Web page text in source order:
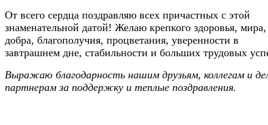
От всего сердца поздравляю всех причастных с этой
знаменательной датой! Желаю крепкого здоровья, мира,
добра, благополучия, процветания, уверенности в
завтрашнем дне, стабильности и больших трудовых
Выражаю благодарность нашим друзьям, коллегам и
партнерам за поддержку и теплые поздравления.